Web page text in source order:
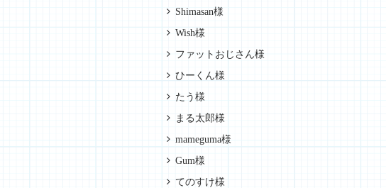
Shimasan様
Wish様
ファットおじさん様
ひーくん様
たう様
まる太郎様
mameguma様
Gum様
てのすけ様